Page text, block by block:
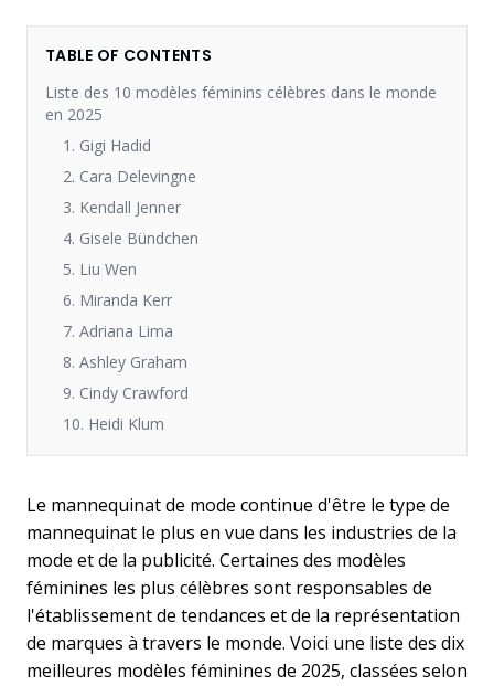
TABLE OF CONTENTS
Liste des 10 modèles féminins célèbres dans le monde
en 2025
1. Gigi Hadid
2. Cara Delevingne
3. Kendall Jenner
4. Gisele Bündchen
5. Liu Wen
6. Miranda Kerr
7. Adriana Lima
8. Ashley Graham
9. Cindy Crawford
10. Heidi Klum
Le mannequinat de mode continue d'être le type de
mannequinat le plus en vue dans les industries de la
mode et de la publicité. Certaines des modèles
féminines les plus célèbres sont responsables de
l'établissement de tendances et de la représentation
de marques à travers le monde. Voici une liste des dix
meilleures modèles féminines de 2025, classées selon